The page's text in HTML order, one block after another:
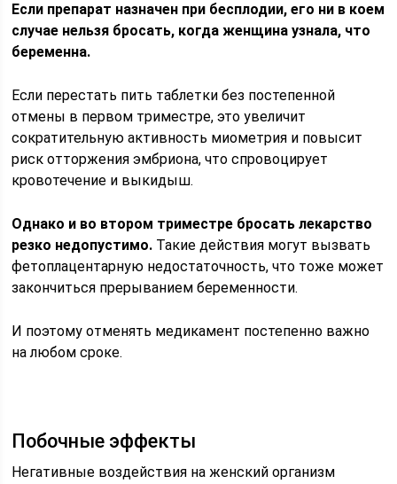
Если препарат назначен при бесплодии, его ни в коем
случае нельзя бросать, когда женщина узнала, что
беременна.
Если перестать пить таблетки без постепенной
отмены в первом триместре, это увеличит
сократительную активность миометрия и повысит
риск отторжения эмбриона, что спровоцирует
кровотечение и выкидыш.
Однако и во втором триместре бросать лекарство
резко недопустимо. Такие действия могут вызвать
фетоплацентарную недостаточность, что тоже может
закончиться прерыванием беременности.
И поэтому отменять медикамент постепенно важно
на любом сроке.
Побочные эффекты
Негативные воздействия на женский организм